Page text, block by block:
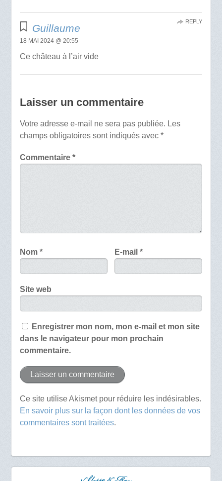
Guillaume
18 MAI 2024 @ 20:55
Ce château à l’air vide
REPLY
Laisser un commentaire
Votre adresse e-mail ne sera pas publiée. Les
champs obligatoires sont indiqués avec *
Commentaire *
Nom * E-mail*
Site web
Enregistrer mon nom, mon e-mail et mon site
dans le navigateur pour mon prochain
commentaire.
Ce site utilise Akismet pour réduire les indésirables.
En savoir plus sur la façon dont les données de vos
commentaires sont traitées.